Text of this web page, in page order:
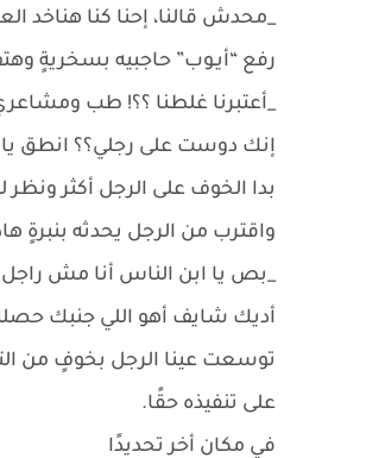
_محدش قالنا، إحنا كنا هناخد
رفع “أيـوب” حاجبيه بسخريةٍ
_أعتبرنا غلطنا ؟؟! طب
إنك دوست على رجلي؟؟ انطق
بدا الخوف على الرجل أكثر ونظر
واقترب من الرجل يحدثه بنبرةٍ
_بص يا ابن الناس أنا مش
أديك شايف أهو اللي جنبك حصله
توسعت عينا الرجل بخوفٍ من
على تنفيذه حقًا.
في مكانٍ أخر تحديدًا